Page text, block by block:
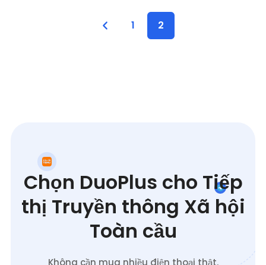
1 2
Chọn DuoPlus cho Tiếp
thị Truyền thông Xã hội
Toàn cầu
Không cần mua nhiều điện thoại thật.